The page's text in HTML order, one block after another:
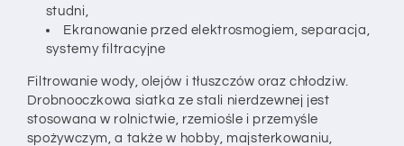
studni,
Ekranowanie przed elektrosmogiem, separacja,
systemy filtracyjne
Filtrowanie wody, olejów i tłuszczów oraz chłodziw.
Drobnooczkowa siatka ze stali nierdzewnej jest
stosowana w rolnictwie, rzemiośle i przemyśle
spożywczym, a także w hobby, majsterkowaniu,